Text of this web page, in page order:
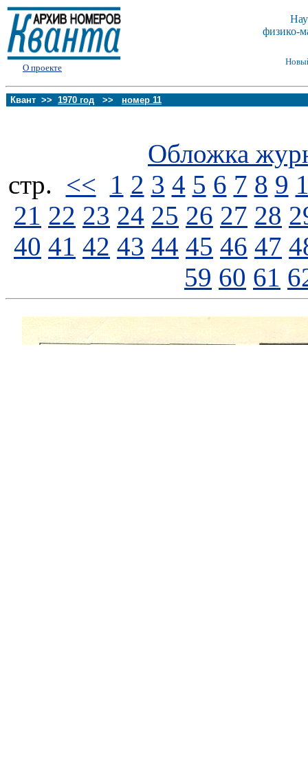
О проекте
физико-
Квант >> 1970 год >> номер 11
Обложка
стp. << 1 2 3 4 5 6 7 8 9
21 22 23 24 25 26 27 28
40 41 42 43 44 45 46 47
59 60 61